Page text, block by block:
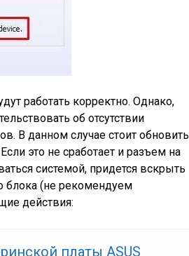
работать корректно. Однако,
об отсутствии
В данном случае стоит обновить
это не сработает и разъем на
системой, придется вскрыть
блока (не рекомендуем
действия:
платы ASUS